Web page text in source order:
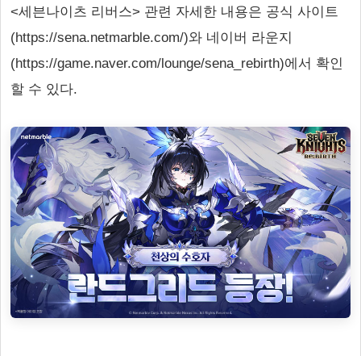
<세븐나이츠 리버스> 관련 자세한 내용은 공식 사이트
(https://sena.netmarble.com/)와 네이버 라운지
(https://game.naver.com/lounge/sena_rebirth)에서 확인
할 수 있다.